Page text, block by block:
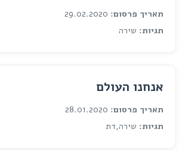
תאריך פרסום:
תגיות: שירה
אנחנו העולם
תאריך פרסום:
תגיות: שירה,דת